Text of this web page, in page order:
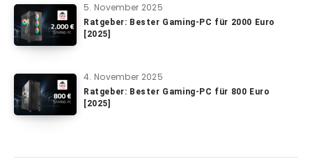
5. November 2025
Ratgeber: Bester Gaming-PC für 2000 Euro
[2025]
4. November 2025
Ratgeber: Bester Gaming-PC für 800 Euro
[2025]